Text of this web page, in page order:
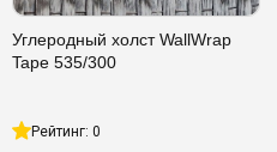
Углеродный холст WallWrap
Tape 535/300
Рейтинг: 0